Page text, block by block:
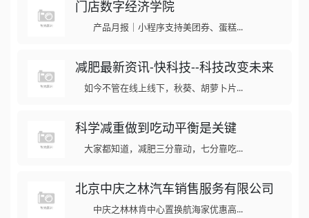
门店数字经济学院
产品月报｜小程序支持美团券、蛋糕...
减肥最新资讯-快科技--科技改变未来
如今不管在线上线下，秋葵、胡萝卜片...
科学减重做到吃动平衡是关键
大家都知道，减肥三分靠动，七分靠吃...
北京中庆之林汽车销售服务有限公司
中庆之林林肯中心置换航海家优惠高...